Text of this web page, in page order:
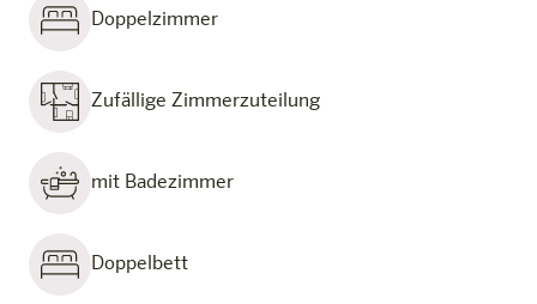
Doppelzimmer
Zufällige Zimmerzuteilung
mit Badezimmer
Doppelbett